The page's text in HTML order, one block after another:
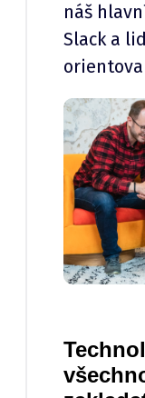
náš
Slack a